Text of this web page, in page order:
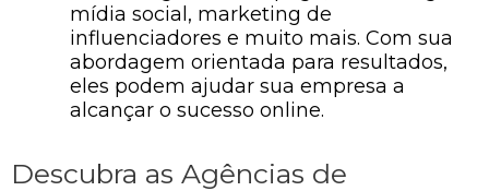
mídia social, marketing de
influenciadores e muito mais. Com sua
abordagem orientada para resultados,
eles podem ajudar sua empresa a
alcançar o sucesso online.
Descubra as Agências de